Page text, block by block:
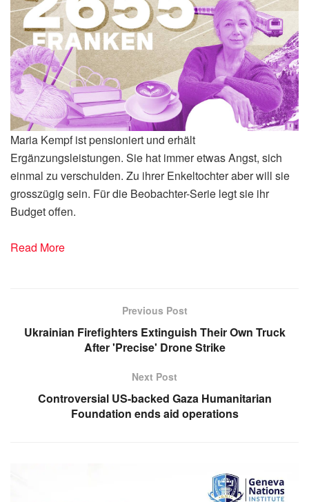
Maria Kempf ist pensioniert und erhält
Ergänzungsleistungen. Sie hat immer etwas Angst, sich
einmal zu verschulden. Zu ihrer Enkeltochter aber will sie
grosszügig sein. Für die Beobachter-Serie legt sie ihr
Budget offen.
Read More
Previous Post
Ukrainian Firefighters Extinguish Their Own Truck
After 'Precise' Drone Strike
Next Post
Controversial US-backed Gaza Humanitarian
Foundation ends aid operations